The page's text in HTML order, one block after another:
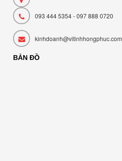
093 444 5354 - 097 888 0720
kinhdoanh@vitinhhongphuc.com
BẢN ĐỒ